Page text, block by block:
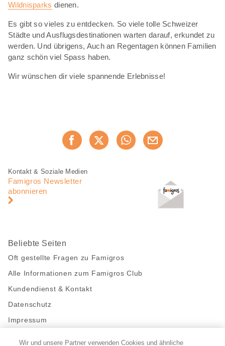
Wildnisparks dienen.
Es gibt so vieles zu entdecken. So viele tolle Schweizer
Städte und Ausflugsdestinationen warten darauf, erkundet zu
werden. Und übrigens, Auch an Regentagen können Familien
ganz schön viel Spass haben.
Wir wünschen dir viele spannende Erlebnisse!
Jetzt weiterempfehlen
Fusszeile
Fusszeile
Navigation
Kontakt & Soziale Medien
Famigros Newsletter
abonnieren
Beliebte Seiten
Oft gestellte Fragen zu Famigros
Alle Informationen zum Famigros Club
Kundendienst & Kontakt
Datenschutz
Impressum
Wir und unsere Partner verwenden Cookies und ähnliche